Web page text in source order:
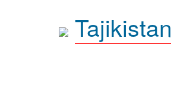
Tajikistan